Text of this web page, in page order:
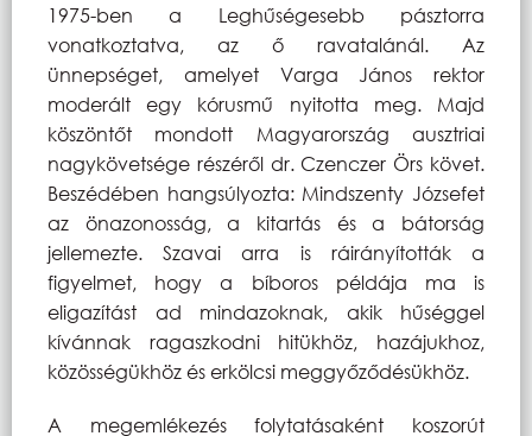
1975-ben a Leghűségesebb pásztorra
vonatkoztatva, az ő ravatalánál. Az
ünnepséget, amelyet Varga János rektor
moderált egy kórusmű nyitotta meg. Majd
köszöntőt mondott Magyarország ausztriai
nagykövetsége részéről dr. Czenczer Örs követ.
Beszédében hangsúlyozta: Mindszenty Józsefet
az önazonosság, a kitartás és a bátorság
jellemezte. Szavai arra is ráirányították a
figyelmet, hogy a bíboros példája ma is
eligazítást ad mindazoknak, akik hűséggel
kívánnak ragaszkodni hitükhöz, hazájukhoz,
közösségükhöz és erkölcsi meggyőződésükhöz.
A megemlékezés folytatásaként koszorút